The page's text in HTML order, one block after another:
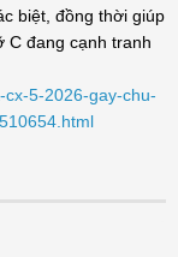
biệt, đồng thời giúp
C đang cạnh tranh
cx-5-2026-gay-chu-